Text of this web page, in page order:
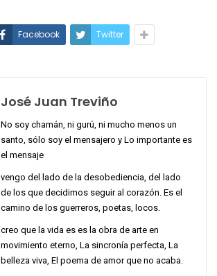
Facebook Twitter
José Juan Treviño
No soy chamán, ni gurú, ni mucho menos un
santo, sólo soy el mensajero y Lo importante es
el mensaje
vengo del lado de la desobediencia, del lado
de los que decidimos seguir al corazón. Es el
camino de los guerreros, poetas, locos.
creo que la vida es es la obra de arte en
movimiento eterno, La sincronía perfecta, La
belleza viva, El poema de amor que no acaba.